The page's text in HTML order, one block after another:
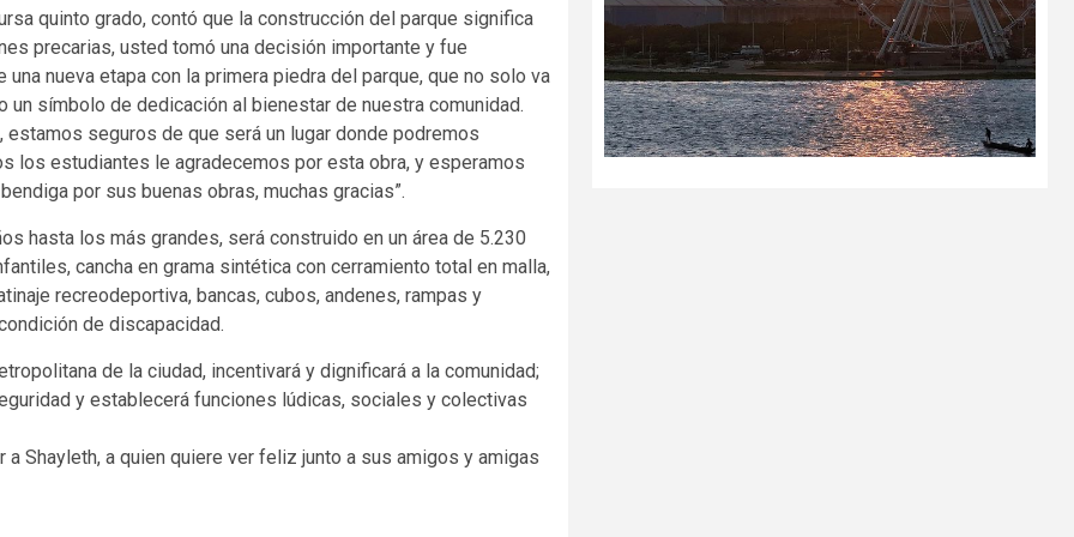
quinto grado, contó que la construcción del parque significa
precarias, usted tomó una decisión importante y fue
nueva etapa con la primera piedra del parque, que no solo va
símbolo de dedicación al bienestar de nuestra comunidad.
seguros de que será un lugar donde podremos
los estudiantes le agradecemos por esta obra, y esperamos
por sus buenas obras, muchas gracias”.
hasta los más grandes, será construido en un área de 5.230
cancha en grama sintética con cerramiento total en malla,
recreodeportiva, bancas, cubos, andenes, rampas y
de discapacidad.
de la ciudad, incentivará y dignificará a la comunidad;
y establecerá funciones lúdicas, sociales y colectivas
Shayleth, a quien quiere ver feliz junto a sus amigos y amigas